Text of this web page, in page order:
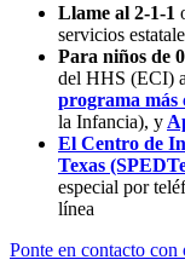
Llame al 2-1-1
servicios
Para niños de
del HHS (ECI)
programa más
la Infancia), y
El Centro de
Texas
especial por
línea
Ponte en contacto con